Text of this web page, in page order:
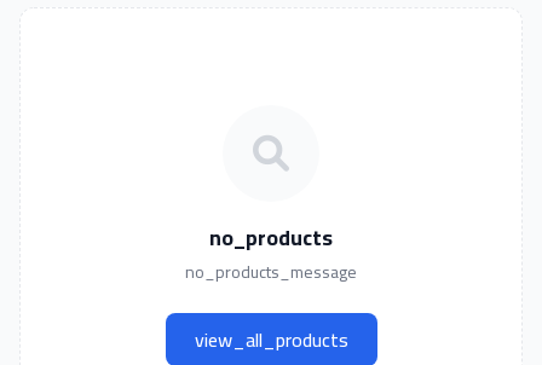
no_products
no_products_message
view_all_products